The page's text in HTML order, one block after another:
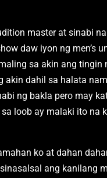
master at sinabi
daw iyon ng men’s
sa akin ang
akin dahil sa halata
ng bakla pero may
loob ay malaki ito na
ko at dahan
ang kanilang